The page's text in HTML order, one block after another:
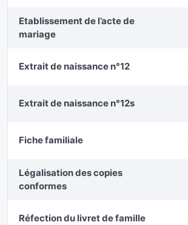
Etablissement de l’acte de
mariage
Extrait de naissance n°12
Extrait de naissance n°12s
Fiche familiale
Légalisation des copies
conformes
Réfection du livret de famille